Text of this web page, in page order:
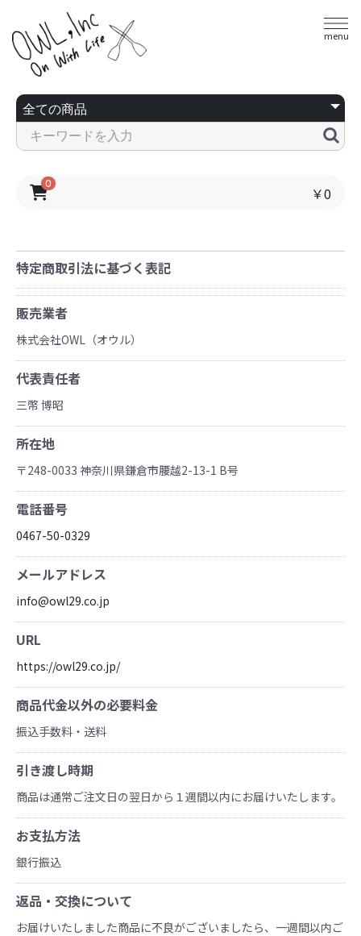
menu
0
￥0
特定商取引法に基づく表記
販売業者
株式会社OWL（オウル）
代表責任者
三幣 博昭
所在地
〒248-0033 神奈川県鎌倉市腰越2-13-1 B号
電話番号
0467-50-0329
メールアドレス
info@owl29.co.jp
URL
https://owl29.co.jp/
商品代金以外の必要料金
振込手数料 ・送料
引き渡し時期
商品は通常ご注文日の翌日から１週間以内にお届けいたします。
お支払方法
銀行振込
返品・交換について
お届けいたしました商品に不良がございましたら、一週間以内ご